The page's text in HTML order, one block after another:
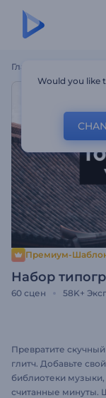
Главная
Премиум-
Набор
60 сцен 58K+
Превратите
глитч. Добавьте
библиотеки
считанные минуты.
Would you like